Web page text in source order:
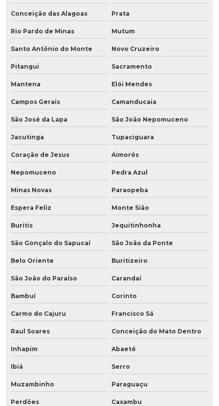
Conceição das Alagoas Prata
Rio Pardo de Minas Mutum
Santo Antônio do Monte Novo Cruzeiro
Pitangui Sacramento
Mantena Elói Mendes
Campos Gerais Camanducaia
São José da Lapa São João Nepomuceno
Jacutinga Tupaciguara
Coração de Jesus Aimorés
Nepomuceno Pedra Azul
Minas Novas Paraopeba
Espera Feliz Monte Sião
Buritis Jequitinhonha
São Gonçalo do Sapucaí São João da Ponte
Belo Oriente Buritizeiro
São João do Paraíso Carandaí
Bambuí Corinto
Carmo do Cajuru Francisco Sá
Raul Soares Conceição do Mato Dentro
Inhapim Abaeté
Ibiá Serro
Muzambinho Paraguaçu
Perdões Caxambu